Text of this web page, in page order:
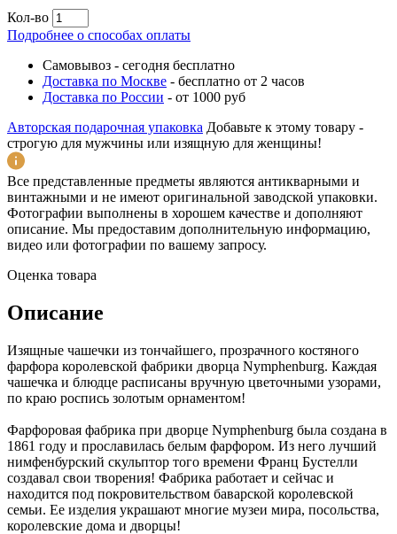
Кол-во
Подробнее о способах оплаты
Самовывоз - сегодня бесплатно
Доставка по Москве - бесплатно от 2 часов
Доставка по России - от 1000 руб
Авторская подарочная упаковка Добавьте к этому товару -
строгую для мужчины или изящную для женщины!
Все представленные предметы являются антикварными и
винтажными и не имеют оригинальной заводской упаковки.
Фотографии выполнены в хорошем качестве и дополняют
описание. Мы предоставим дополнительную информацию,
видео или фотографии по вашему запросу.
Оценка товара
Описание
Изящные чашечки из тончайшего, прозрачного костяного
фарфора королевской фабрики дворца Nymphenburg. Каждая
чашечка и блюдце расписаны вручную цветочными узорами,
по краю роспись золотым орнаментом!
Фарфоровая фабрика при дворце Nymphenburg была создана в
1861 году и прославилась белым фарфором. Из него лучший
нимфенбурский скульптор того времени Франц Бустелли
создавал свои творения! Фабрика работает и сейчас и
находится под покровительством баварской королевской
семьи. Ее изделия украшают многие музеи мира, посольства,
королевские дома и дворцы!